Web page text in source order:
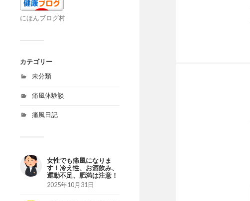
にほんブログ村
カテゴリー
未分類
痛風体験談
痛風日記
女性でも痛風になりま
す！冷え性、お酒飲み、
運動不足、肥満は注意！
2025年10月31日